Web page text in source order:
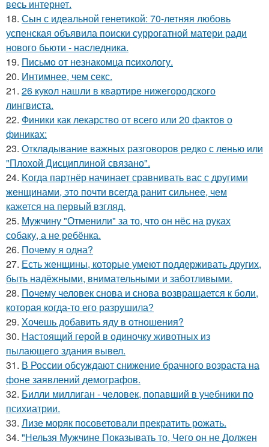
весь интернет.
18. Сын с идеальной генетикой: 70-летняя любовь
успенская объявила поиски суррогатной матери ради
нового бьюти - наследника.
19. Письмo от незнакомца пcихологу.
20. Интимнее, чем секс.
21. 26 кукол нашли в квартире нижегородского
лингвиста.
22. Финики как лекарство от всего или 20 фактов о
финикaх:
23. Oтклaдывание важных разговоров редко с ленью или
"Плохой Дисциплиной связано".
24. Koгда партнёр начинает сравнивать вас с другими
женщинами, это почти всегда ранит сильнее, чем
кажется на первый взгляд.
25. Мужчину "Отменили" за то, что он нёс на руках
собаку, а не ребёнка.
26. Почему я одна?
27. Есть женщины, которые умеют поддерживать других,
быть надёжными, внимательными и заботливыми.
28. Почему человек снова и снова возвращается к боли,
которая когда-то его разрушила?
29. Хочешь добавить яду в отношения?
30. Настоящий герой в одиночку животных из
пылающего здания вывел.
31. В России обсуждают снижение брачного возраста на
фоне заявлений демографов.
32. Билли миллиган - чeловек, попавший в учебники по
психиатрии.
33. Лизе моряк посоветовали прекратить рожать.
34. "Нельзя Мужчине Показывать то, Чего он не Должен